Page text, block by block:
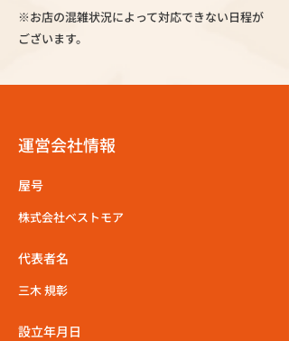
※お店の混雑状況によって対応できない日程が
ございます。
運営会社情報
屋号
株式会社ベストモア
代表者名
三木 規彰
設立年月日